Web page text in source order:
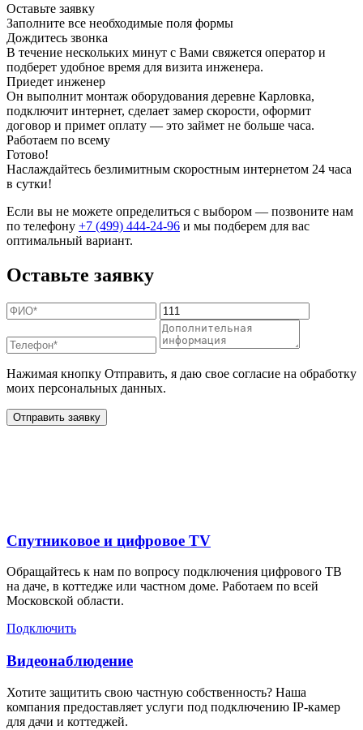
Оставьте заявку
Заполните все необходимые поля формы
Дождитесь звонка
В течение нескольких минут с Вами свяжется оператор и
подберет удобное время для визита инженера.
Приедет инженер
Он выполнит монтаж оборудования деревне Карловка,
подключит интернет, сделает замер скорости, оформит
договор и примет оплату — это займет не больше часа.
Работаем по всему
Готово!
Наслаждайтесь безлимитным скоростным интернетом 24 часа
в сутки!
Если вы не можете определиться с выбором — позвоните нам
по телефону +7 (499) 444-24-96 и мы подберем для вас
оптимальный вариант.
Оставьте заявку
Нажимая кнопку Отправить, я даю свое согласие на обработку
моих персональных данных.
Отправить заявку
Спутниковое и цифровое TV
Обращайтесь к нам по вопросу подключения цифрового ТВ
на даче, в коттедже или частном доме. Работаем по всей
Московской области.
Подключить
Видеонаблюдение
Хотите защитить свою частную собственность? Наша
компания предоставляет услуги под подключению IP-камер
для дачи и коттеджей.